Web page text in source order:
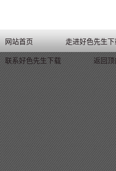
网站首页 走进好色先生
联系好色先生下载
返回